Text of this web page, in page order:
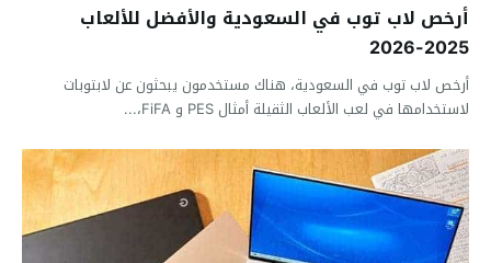
أرخص لاب توب في السعودية والأفضل للألعاب
2025-2026
أرخص لاب توب في السعودية، هناك مستخدمون يبحثون عن لابتوبات
لاستخدامها في لعب الألعاب الثقيلة أمثال PES و FiFA،...